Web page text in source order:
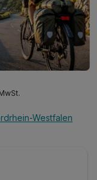
Westfalen